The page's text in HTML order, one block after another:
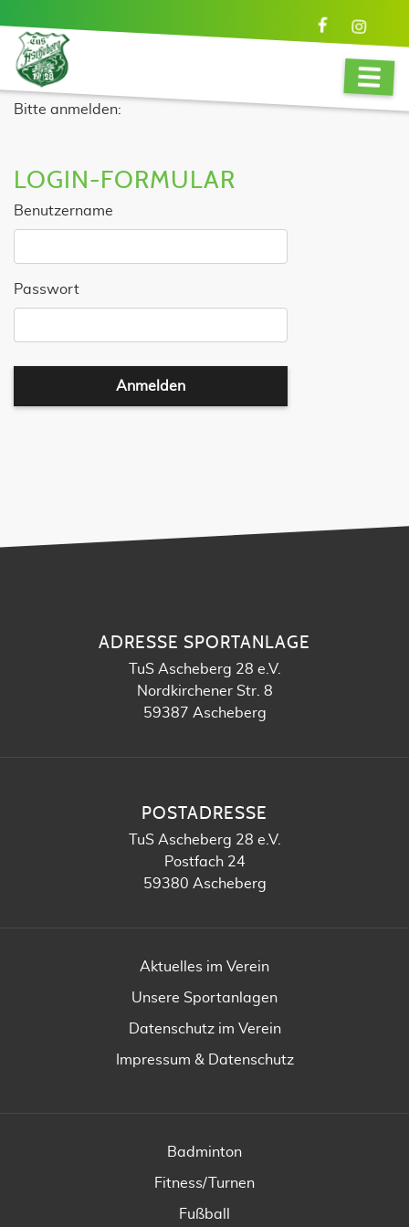
Bitte anmelden:
LOGIN-FORMULAR
Benutzername
Passwort
Anmelden
ADRESSE SPORTANLAGE
TuS Ascheberg 28 e.V.
Nordkirchener Str. 8
59387 Ascheberg
POSTADRESSE
TuS Ascheberg 28 e.V.
Postfach 24
59380 Ascheberg
Aktuelles im Verein
Unsere Sportanlagen
Datenschutz im Verein
Impressum & Datenschutz
Badminton
Fitness/Turnen
Fußball